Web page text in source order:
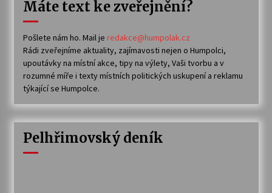
Máte text ke zveřejnění?
Pošlete nám ho. Mail je redakce@humpolak.cz
Rádi zveřejníme aktuality, zajímavosti nejen o Humpolci,
upoutávky na místní akce, tipy na výlety, Vaši tvorbu a v
rozumné míře i texty místních politických uskupení a reklamu
týkající se Humpolce.
Pelhřimovský deník